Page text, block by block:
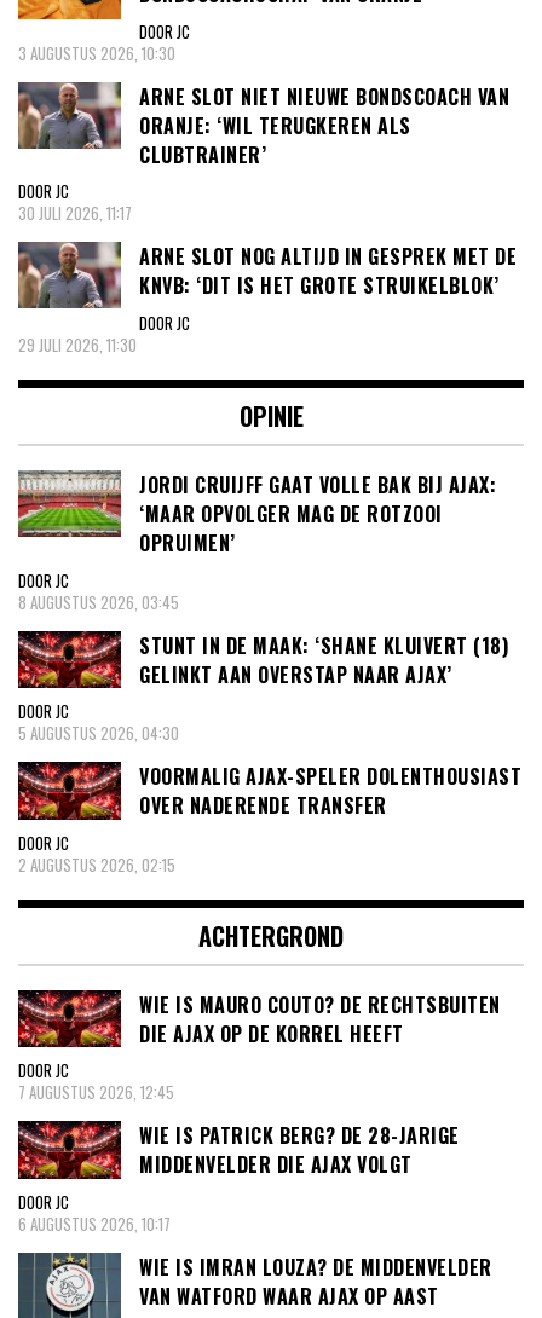
DOOR JC
3 AUGUSTUS 2026, 10:30
ARNE SLOT NIET NIEUWE BONDSCOACH VAN
ORANJE: ‘WIL TERUGKEREN ALS
CLUBTRAINER’
DOOR JC
30 JULI 2026, 11:17
ARNE SLOT NOG ALTIJD IN GESPREK MET DE
KNVB: ‘DIT IS HET GROTE STRUIKELBLOK’
DOOR JC
29 JULI 2026, 11:30
OPINIE
JORDI CRUIJFF GAAT VOLLE BAK BIJ AJAX:
‘MAAR OPVOLGER MAG DE ROTZOOI
OPRUIMEN’
DOOR JC
8 AUGUSTUS 2026, 03:45
STUNT IN DE MAAK: ‘SHANE KLUIVERT (18)
GELINKT AAN OVERSTAP NAAR AJAX’
DOOR JC
5 AUGUSTUS 2026, 04:30
VOORMALIG AJAX-SPELER DOLENTHOUSIAST
OVER NADERENDE TRANSFER
DOOR JC
2 AUGUSTUS 2026, 02:15
ACHTERGROND
WIE IS MAURO COUTO? DE RECHTSBUITEN
DIE AJAX OP DE KORREL HEEFT
DOOR JC
7 AUGUSTUS 2026, 12:45
WIE IS PATRICK BERG? DE 28-JARIGE
MIDDENVELDER DIE AJAX VOLGT
DOOR JC
6 AUGUSTUS 2026, 10:17
WIE IS IMRAN LOUZA? DE MIDDENVELDER
VAN WATFORD WAAR AJAX OP AAST